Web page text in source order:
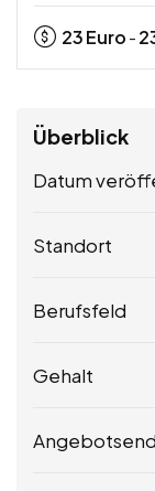
23Euro -
Überblick
Datum
Standort
Berufsfeld
Gehalt